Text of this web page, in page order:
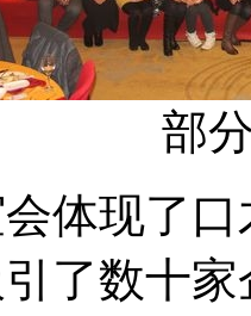
部
体现了
了数十